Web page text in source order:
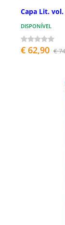
Capa Lit.
DISPONÍVEL
€ 62,90 €